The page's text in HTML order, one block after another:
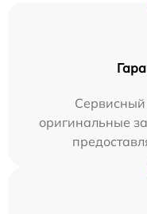
Сервисный
оригинальные